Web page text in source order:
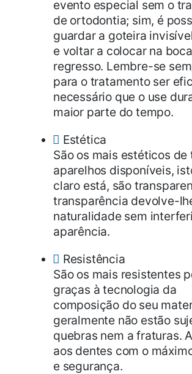
evento especial sem o
de ortodontia; sim, é
guardar a goteira
e voltar a colocar na
regresso. Lembre-se
para o tratamento ser
necessário que o use
maior parte do tempo.
Estética
São os mais estéticos de
aparelhos disponíveis,
claro está, são
transparência devolve-
naturalidade sem
aparência.
Resistência
São os mais resistentes
graças à tecnologia da
composição do seu
geralmente não estão
quebras nem a fraturas.
aos dentes com o
e segurança.